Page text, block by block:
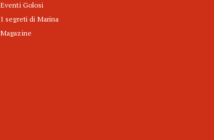
Eventi Golosi
I segreti di Marina
Magazine